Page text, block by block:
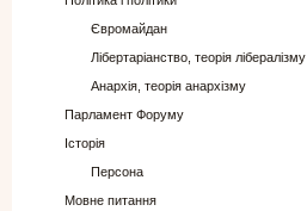
Євромайдан
Лібертаріанство, теорія лібералізму
Анархія, теорія анархізму
Парламент Форуму
Історія
Персона
Мовне питання